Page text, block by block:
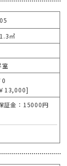
㎥
室
0
13,000]
証金：15000円